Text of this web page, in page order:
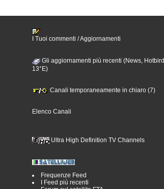
I Tuoi commenti / Aggiornamenti
Gli aggiornamenti più recenti (News, Hotbird
13°E)
Canali temporaneamente in chiaro (7)
Elenco Canali
Ultra High Definition TV Channels
Frequenze Feed
I Feed più recenti